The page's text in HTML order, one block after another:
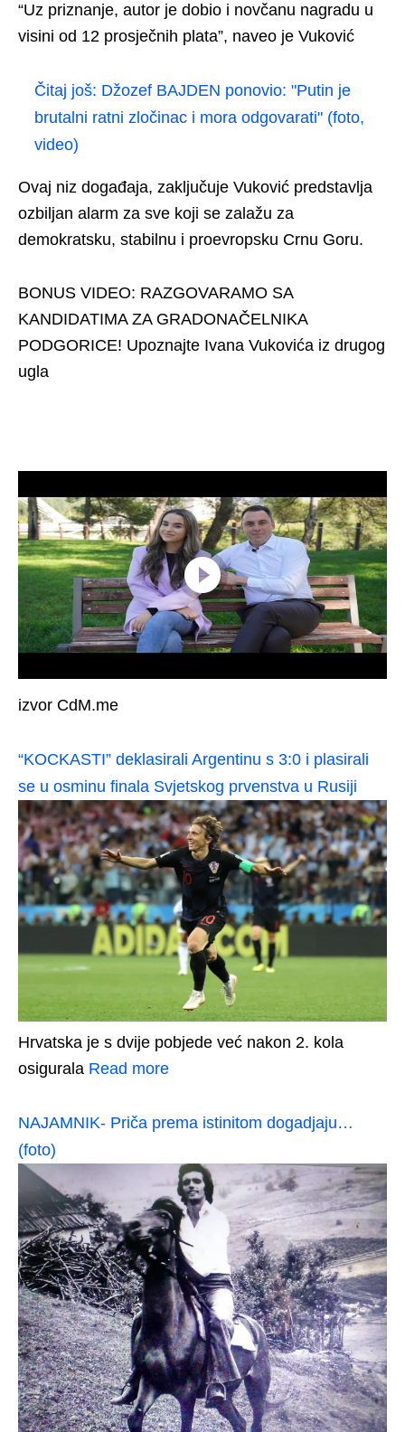
“Uz priznanje, autor je dobio i novčanu nagradu u
visini od 12 prosječnih plata”, naveo je Vuković
Čitaj još: Džozef BAJDEN ponovio: "Putin je
brutalni ratni zločinac i mora odgovarati" (foto,
video)
Ovaj niz događaja, zaključuje Vuković predstavlja
ozbiljan alarm za sve koji se zalažu za
demokratsku, stabilnu i proevropsku Crnu Goru.
BONUS VIDEO: RAZGOVARAMO SA
KANDIDATIMA ZA GRADONAČELNIKA
PODGORICE! Upoznajte Ivana Vukovića iz drugog
ugla
izvor CdM.me
“KOCKASTI” deklasirali Argentinu s 3:0 i plasirali
se u osminu finala Svjetskog prvenstva u Rusiji
Hrvatska je s dvije pobjede već nakon 2. kola
osigurala Read more
NAJAMNIK- Priča prema istinitom dogadjaju…
(foto)